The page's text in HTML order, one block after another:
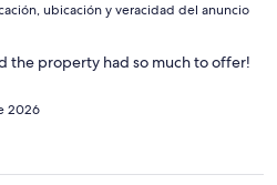
ubicación y veracidad del anuncio
the property had so much to offer!
2026